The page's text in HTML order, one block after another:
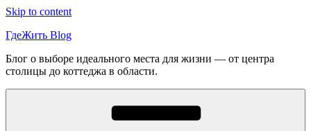
Skip to content
ГдеЖить Blog
Блог о выборе идеального места для жизни — от центра
столицы до коттеджа в области.